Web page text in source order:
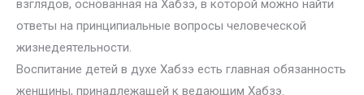
взглядов, основанная на Хабзэ, в которой можно найти
ответы на принципиальные вопросы человеческой
жизнедеятельности.
Воспитание детей в духе Хабзэ есть главная обязанность
женщины, принадлежащей к ведающим Хабзэ.